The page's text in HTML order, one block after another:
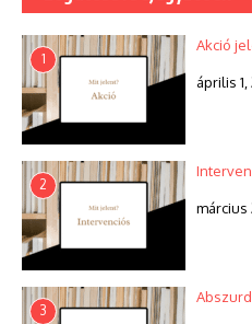
1
Akció
április 1,
2
március
3